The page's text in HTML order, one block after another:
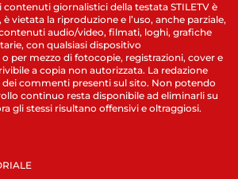
contenuti giornalistici della testata STILETV è
vietata la riproduzione e l’uso, anche parziale,
audio/video, filmati, loghi, grafiche
con qualsiasi dispositivo
per mezzo di fotocopie, registrazioni, cover e
a copia non autorizzata. La redazione
dei commenti presenti sul sito. Non potendo
continuo resta disponibile ad eliminarli su
gli stessi risultano offensivi e oltraggiosi.